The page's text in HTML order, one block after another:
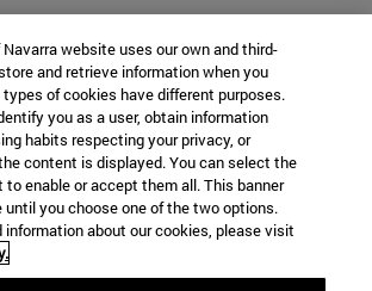
website uses our own and third-
and retrieve information when you
of cookies have different purposes.
you as a user, obtain information
habits respecting your privacy, or
content is displayed. You can select the
enable or accept them all. This banner
you choose one of the two options.
information about our cookies, please visit